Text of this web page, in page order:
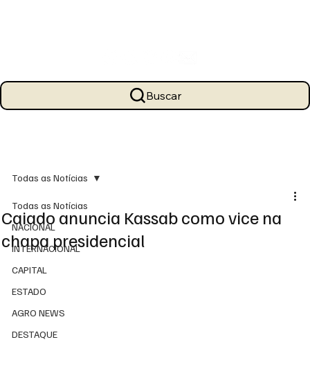
Buscar
Todas as Notícias
NACIONAL
INTERNACIONAL
CAPITAL
ESTADO
AGRO NEWS
DESTAQUE
Todas as Notícias
Caiado anuncia Kassab como vice na
chapa presidencial